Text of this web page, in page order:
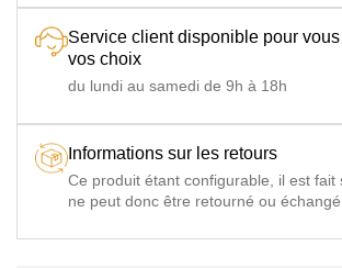
Matelas
TOPPER
MEMORY
Matelas TOPPER MEMORY 13
polyuréthane Haute
densité 35 kg/m3 + double couche
Matelas DN
Matelas DN POCKET 13 cm (Cœur
Matelas
2 FOAM
Matelas 2 FOAM 13 cm (cœur en
forme densité 50 kg/m3 +
Service client disponible pour
vos choix
du lundi au samedi de 9h à 18h
Informations sur les retours
Ce produit étant configurable, il est fait
ne peut donc être retourné ou échangé.